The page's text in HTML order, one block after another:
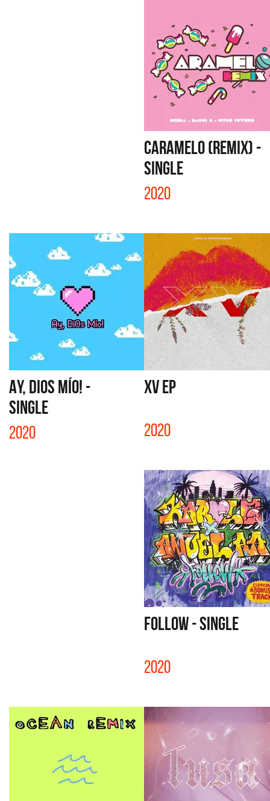
CARAMELO (REMIX) -
SINGLE
2020
AY, DIOS MÍO! -
SINGLE
2020
XV EP
2020
FOLLOW - SINGLE
2020